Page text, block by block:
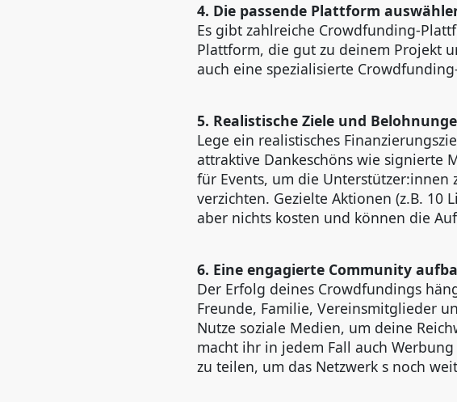
4. Die passende Plattform
Es gibt zahlreiche Crowdfunding-
Plattform, die gut zu deinem Projekt
auch eine spezialisierte
5. Realistische Ziele und
Lege ein realistisches
attraktive Dankeschöns wie signierte
für Events, um die Unterstützer:innen
verzichten. Gezielte Aktionen (z.B. 10
aber nichts kosten und können die
6. Eine engagierte Community
Der Erfolg deines Crowdfundings
Freunde, Familie, Vereinsmitglieder
Nutze soziale Medien, um deine
macht ihr in jedem Fall auch
zu teilen, um das Netzwerk s noch